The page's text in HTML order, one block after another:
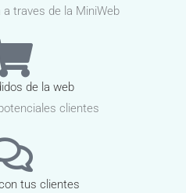
traves de la MiniWeb
de la web
clientes
tus clientes